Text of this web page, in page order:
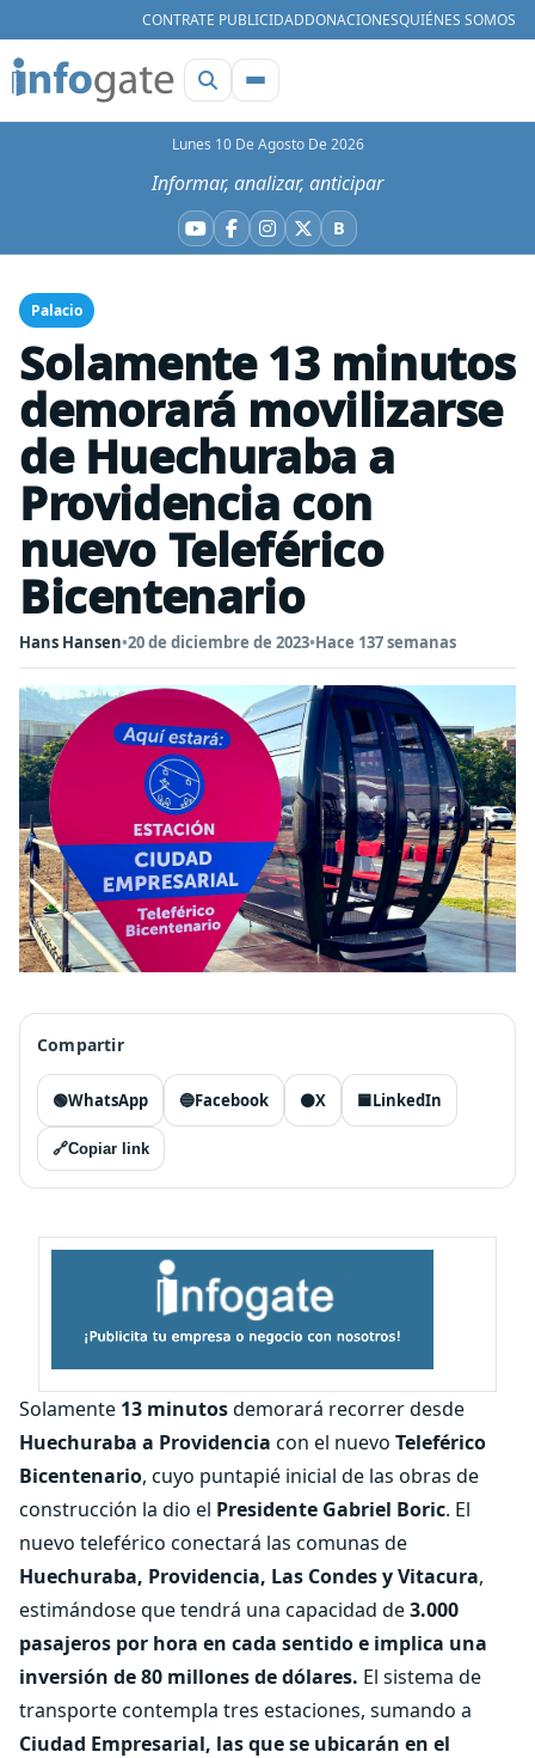
CONTRATE PUBLICIDADDONACIONESQUIÉNES SOMOS
Lunes 10 De Agosto De 2026
Informar, analizar, anticipar
YouTube
Facebook
Instagram
X BBluesky
Palacio
Solamente 13 minutos
demorará movilizarse
de Huechuraba a
Providencia con
nuevo Teleférico
Bicentenario
Hans Hansen•20 de diciembre de 2023•Hace 137 semanas
Compartir
🟢WhatsApp 🔵Facebook ⚫X 🟦LinkedIn
🔗Copiar link
Solamente 13 minutosdemorará recorrer desde
Huechuraba a Providencia con el nuevo Teleférico
Bicentenario, cuyo puntapié inicial de las obras de
construcción la dio el Presidente Gabriel Boric. El
nuevo teleférico conectará las comunas de
Huechuraba, Providencia, Las Condes y Vitacura,
estimándose que tendrá una capacidad de3.000
pasajeros por hora en cada sentido e implica una
inversión de 80 millones de dólares. El sistema de
transporte contempla tres estaciones, sumando a
Ciudad Empresarial, las que se ubicarán en el